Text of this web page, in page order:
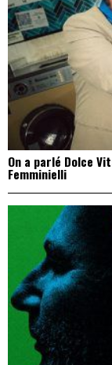
On a parlé Dolce
Femminielli